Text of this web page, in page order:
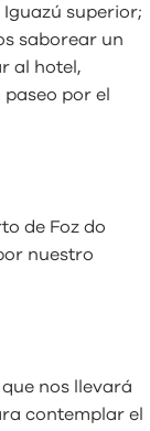
superior;
saborear un
al hotel,
por el
de Foz do
nuestro
nos llevará
contemplar el